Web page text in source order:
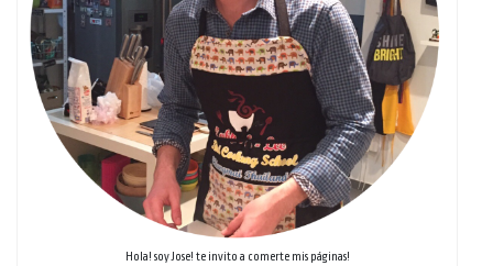
Hola! soy Jose! te invito a comerte mis páginas!